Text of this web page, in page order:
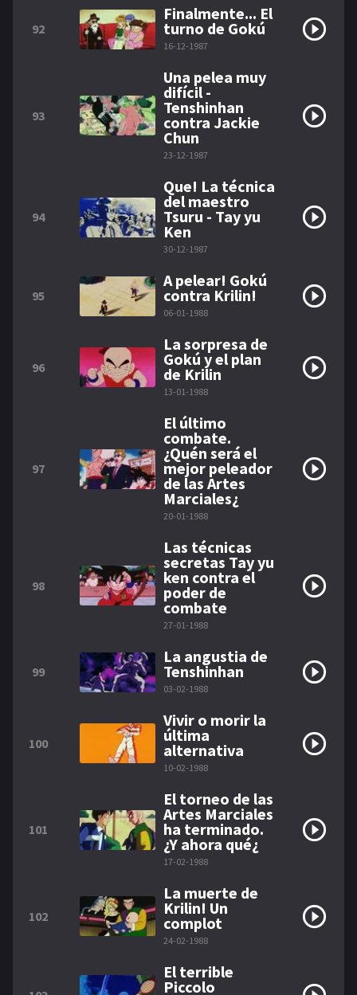
92
Finalmente... El
turno de Gokú
16-12-1987
93
Una pelea muy
difícil -
Tenshinhan
contra Jackie
Chun
23-12-1987
94
Que! La técnica
del maestro
Tsuru - Tay yu
Ken
30-12-1987
95
A pelear! Gokú
contra Krilin!
06-01-1988
96
La sorpresa de
Gokú y el plan
de Krilin
13-01-1988
97
El último
combate.
¿Quén será el
mejor peleador
de las Artes
Marciales¿
20-01-1988
98
Las técnicas
secretas Tay yu
ken contra el
poder de
combate
27-01-1988
99
La angustia de
Tenshinhan
03-02-1988
100
Vivir o morir la
última
alternativa
10-02-1988
101
El torneo de las
Artes Marciales
ha terminado.
¿Y ahora qué¿
17-02-1988
102
La muerte de
Krilin! Un
complot
24-02-1988
El terrible
Piccolo